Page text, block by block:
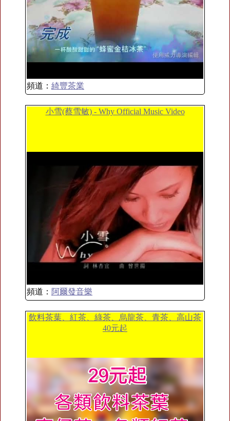
頻道： 綺豐茶業
小雪(蔡雪敏) - Why Official Music Video
頻道： 阿爾發音樂
飲料茶葉、紅茶、綠茶、烏龍茶、青茶、高山茶
40元起